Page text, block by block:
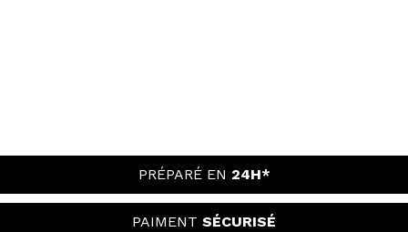
PRÉPARÉ EN 24H*
PAIMENT SÉCURISÉ